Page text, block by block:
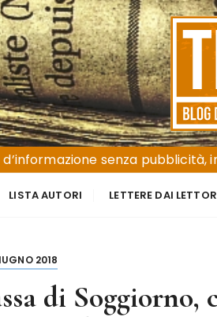
senza pubblicità,
LISTA AUTORI LETTERE DAI
2018
di Soggiorno,